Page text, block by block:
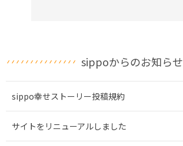
sippoからのお知らせ
sippo幸せストーリー投稿規約
サイトをリニューアルしました